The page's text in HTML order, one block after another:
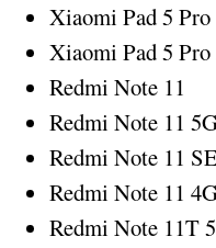
Xiaomi Pad 5 Pro
Xiaomi Pad 5 Pro
Redmi Note 11
Redmi Note 11
Redmi Note 11
Redmi Note 11
Redmi Note 11T